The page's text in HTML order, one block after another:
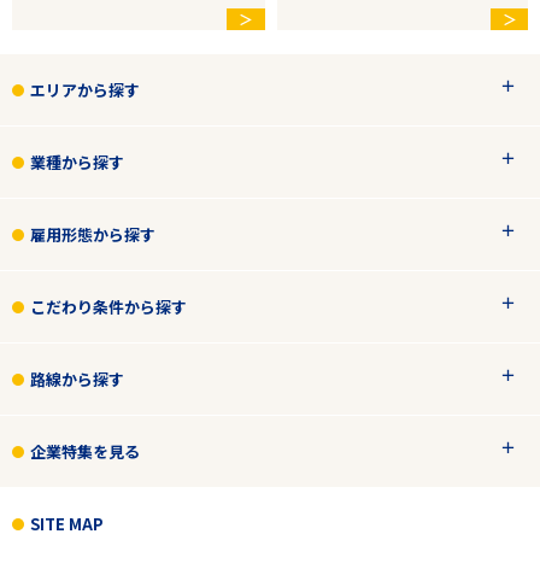
＞ ＞
エリアから探す
業種から探す
雇用形態から探す
こだわり条件から探す
路線から探す
企業特集を見る
SITE MAP